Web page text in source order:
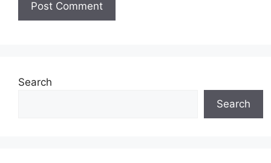
Search
Search